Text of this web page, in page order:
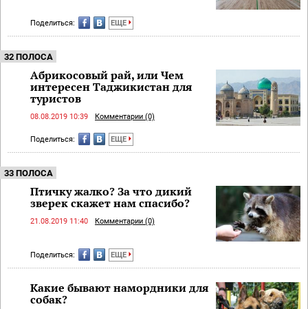
Поделиться: ЕЩЕ
32 ПОЛОСА
Абрикосовый рай, или Чем
интересен Таджикистан для
туристов
08.08.2019 10:39 Комментарии (0)
Поделиться: ЕЩЕ
33 ПОЛОСА
Птичку жалко? За что дикий
зверек скажет нам спасибо?
21.08.2019 11:40 Комментарии (0)
Поделиться: ЕЩЕ
Какие бывают намордники для
собак?